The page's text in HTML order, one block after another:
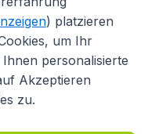
) platzieren
um Ihr
personalisierte
Akzeptieren
zu.